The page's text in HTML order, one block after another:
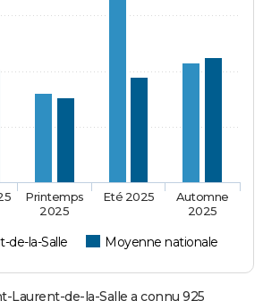
de-la-Salle Moyenne nationale
Printemps
2025
Eté 2025
Automne
2025
Laurent-de-la-Salle a connu 925